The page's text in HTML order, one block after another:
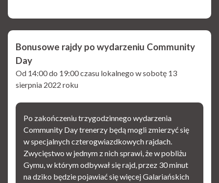
Bonusowe rajdy po wydarzeniu Community
Day
Od 14:00 do 19:00 czasu lokalnego w sobotę 13
sierpnia 2022 roku
Po zakończeniu trzygodzinnego wydarzenia
Community Day trenerzy będą mogli zmierzyć się
w specjalnych czterogwiazdkowych rajdach.
Zwycięstwo w jednym z nich sprawi, że w pobliżu
Gymu, w którym odbywał się rajd, przez 30 minut
na dziko będzie pojawiać się więcej Galariańskich